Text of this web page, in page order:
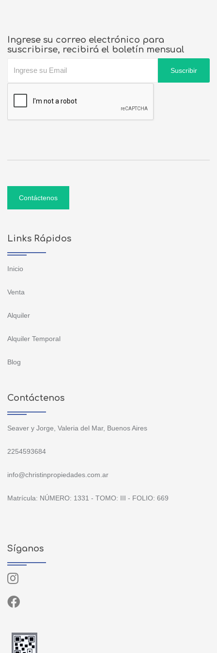
Ingrese su correo electrónico para
suscribirse, recibirá el boletín mensual
Suscribir
Contáctenos
Links Rápidos
Inicio
Venta
Alquiler
Alquiler Temporal
Blog
Contáctenos
Seaver y Jorge, Valeria del Mar, Buenos Aires
2254593684
info@christinpropiedades.com.ar
Matrícula: NÚMERO: 1331 - TOMO: III - FOLIO: 669
Síganos